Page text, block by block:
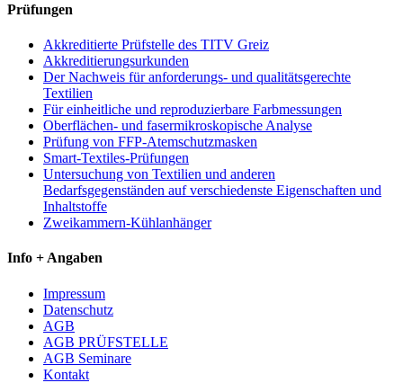
Prüfungen
Akkreditierte Prüfstelle des TITV Greiz
Akkreditierungsurkunden
Der Nachweis für anforderungs- und qualitätsgerechte
Textilien
Für einheitliche und reproduzierbare Farbmessungen
Oberflächen- und fasermikroskopische Analyse
Prüfung von FFP-Atemschutzmasken
Smart-Textiles-Prüfungen
Untersuchung von Textilien und anderen
Bedarfsgegenständen auf verschiedenste Eigenschaften und
Inhaltstoffe
Zweikammern-Kühlanhänger
Info + Angaben
Impressum
Datenschutz
AGB
AGB PRÜFSTELLE
AGB Seminare
Kontakt